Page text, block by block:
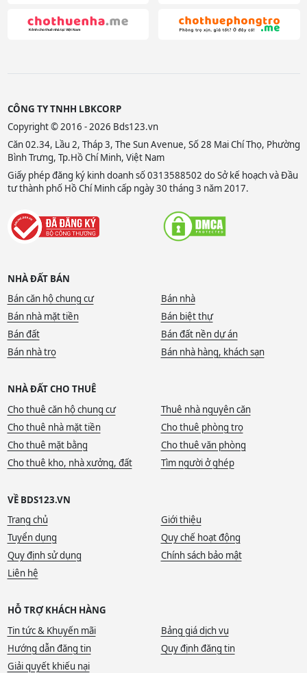
CÔNG TY TNHH LBKCORP
Copyright © 2016 - 2026 Bds123.vn
Căn 02.34, Lầu 2, Tháp 3, The Sun Avenue, Số 28 Mai Chí Thọ, Phường
Bình Trưng, Tp.Hồ Chí Minh, Việt Nam
Giấy phép đăng ký kinh doanh số 0313588502 do Sở kế hoạch và Đầu
tư thành phố Hồ Chí Minh cấp ngày 30 tháng 3 năm 2017.
NHÀ ĐẤT BÁN
Bán căn hộ chung cư
Bán nhà
Bán nhà mặt tiền
Bán biệt thự
Bán đất
Bán đất nền dự án
Bán nhà trọ
Bán nhà hàng, khách sạn
NHÀ ĐẤT CHO THUÊ
Cho thuê căn hộ chung cư
Thuê nhà nguyên căn
Cho thuê nhà mặt tiền
Cho thuê phòng trọ
Cho thuê mặt bằng
Cho thuê văn phòng
Cho thuê kho, nhà xưởng, đất
Tìm người ở ghép
VỀ BDS123.VN
Trang chủ
Giới thiệu
Tuyển dụng
Quy chế hoạt động
Quy định sử dụng
Chính sách bảo mật
Liên hệ
HỖ TRỢ KHÁCH HÀNG
Tin tức & Khuyến mãi
Bảng giá dịch vụ
Hướng dẫn đăng tin
Quy định đăng tin
Giải quyết khiếu nại